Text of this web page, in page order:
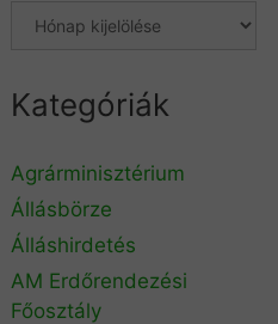
Kategóriák
Agrárminisztérium
Állásbörze
Álláshirdetés
AM Erdőrendezési
Főosztály